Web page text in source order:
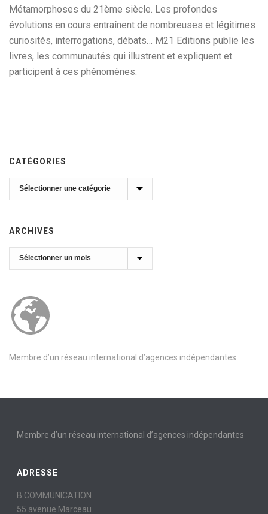
Métamorphoses du 21ème siècle. Les profondes
évolutions en cours entraînent de nombreuses et légitimes
curiosités, interrogations, débats… M21 Editions publie les
livres, les communautés qui illustrent et expliquent et
participent à ces phénomènes.
CATÉGORIES
Catégories
ARCHIVES
Archives
Membre d’un réseau international d’agences indépendantes
Membre d’un réseau international d’agences indépendantes
ADRESSE
B COMMUNICATION
55 avenue Marceau